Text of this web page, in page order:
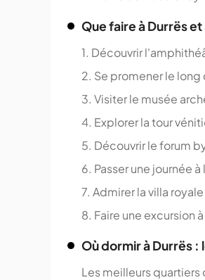
Que faire à Durrës
1. Découvrir
2. Se promener le
3. Visiter le musée
4. Explorer la tour
5. Découvrir le forum
6. Passer une journée
7. Admirer la villa
8. Faire une excursion
Où dormir à Durrës
Les meilleurs quartiers